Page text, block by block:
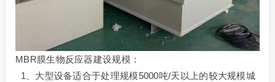
MBR膜生物反应器建设规模：
1、大型设备适合于处理规模5000吨/天以上的较大规模城